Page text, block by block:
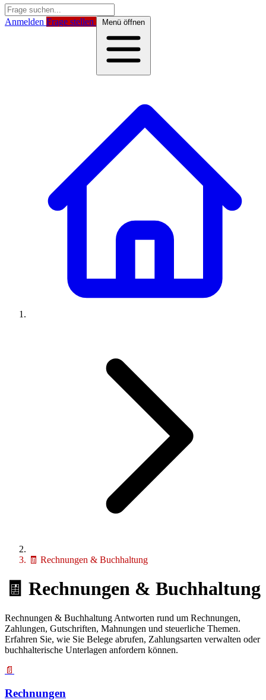
Anmelden Frage stellen Menü öffnen
🧾 Rechnungen & Buchhaltung
🧾 Rechnungen & Buchhaltung
Rechnungen & Buchhaltung Antworten rund um Rechnungen,
Zahlungen, Gutschriften, Mahnungen und steuerliche Themen.
Erfahren Sie, wie Sie Belege abrufen, Zahlungsarten verwalten oder
buchhalterische Unterlagen anfordern können.
📄
Rechnungen